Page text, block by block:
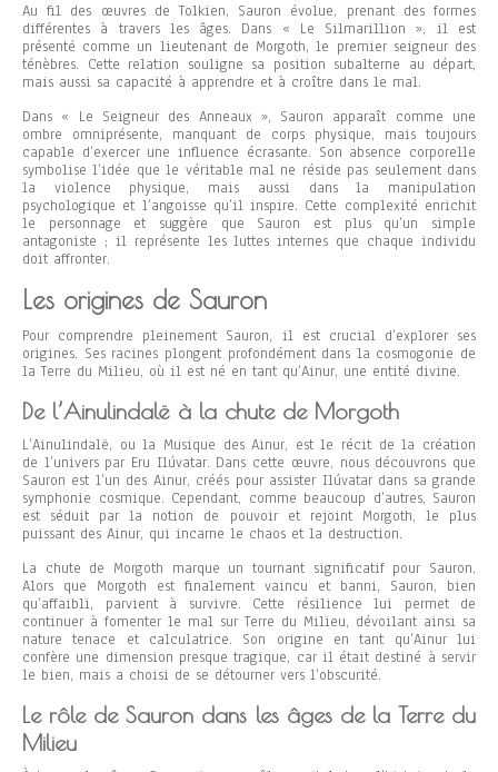
Au fil des œuvres de Tolkien, Sauron évolue, prenant des formes
différentes à travers les âges. Dans « Le Silmarillion », il est
présenté comme un lieutenant de Morgoth, le premier seigneur des
ténèbres. Cette relation souligne sa position subalterne au départ,
mais aussi sa capacité à apprendre et à croître dans le mal.
Dans « Le Seigneur des Anneaux », Sauron apparaît comme une
ombre omniprésente, manquant de corps physique, mais toujours
capable d’exercer une influence écrasante. Son absence corporelle
symbolise l’idée que le véritable mal ne réside pas seulement dans
la violence physique, mais aussi dans la manipulation
psychologique et l’angoisse qu’il inspire. Cette complexité enrichit
le personnage et suggère que Sauron est plus qu’un simple
antagoniste ; il représente les luttes internes que chaque individu
doit affronter.
Les origines de Sauron
Pour comprendre pleinement Sauron, il est crucial d’explorer ses
origines. Ses racines plongent profondément dans la cosmogonie de
la Terre du Milieu, où il est né en tant qu’Ainur, une entité divine.
De l’Ainulindalë à la chute de Morgoth
L’Ainulindalë, ou la Musique des Ainur, est le récit de la création
de l’univers par Eru Ilúvatar. Dans cette œuvre, nous découvrons que
Sauron est l’un des Ainur, créés pour assister Ilúvatar dans sa grande
symphonie cosmique. Cependant, comme beaucoup d’autres, Sauron
est séduit par la notion de pouvoir et rejoint Morgoth, le plus
puissant des Ainur, qui incarne le chaos et la destruction.
La chute de Morgoth marque un tournant significatif pour Sauron.
Alors que Morgoth est finalement vaincu et banni, Sauron, bien
qu’affaibli, parvient à survivre. Cette résilience lui permet de
continuer à fomenter le mal sur Terre du Milieu, dévoilant ainsi sa
nature tenace et calculatrice. Son origine en tant qu’Ainur lui
confère une dimension presque tragique, car il était destiné à servir
le bien, mais a choisi de se détourner vers l’obscurité.
Le rôle de Sauron dans les âges de la Terre du
Milieu